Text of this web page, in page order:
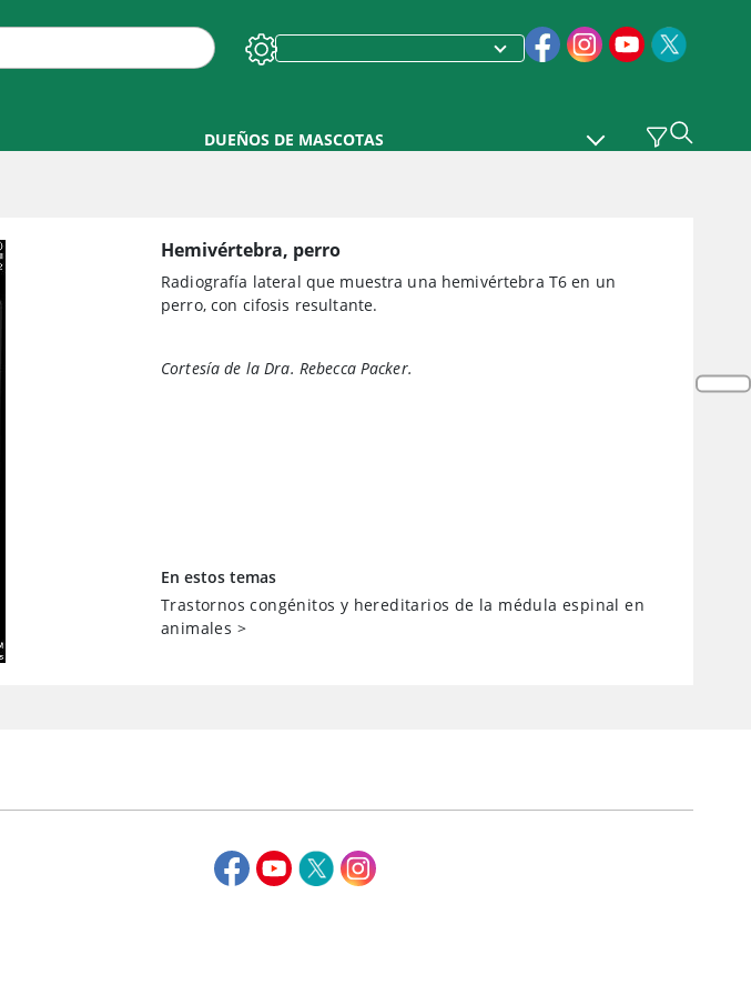
DUEÑOS DE MASCOTAS
Hemivértebra, perro
Radiografía lateral que muestra una hemivértebra T6 en un
perro, con cifosis resultante.
Cortesía de la Dra. Rebecca Packer.
En estos temas
Trastornos congénitos y hereditarios de la médula espinal en
animales >